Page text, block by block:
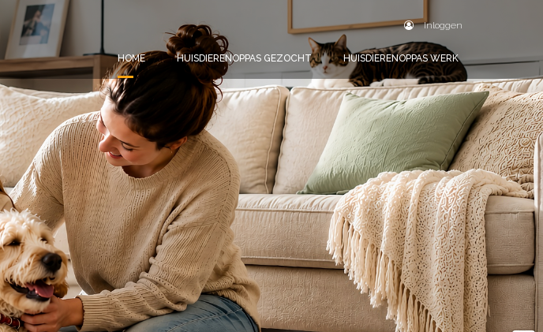
Inloggen
HOME HUISDIERENOPPAS GEZOCHT HUISDIERENOPPAS WERK